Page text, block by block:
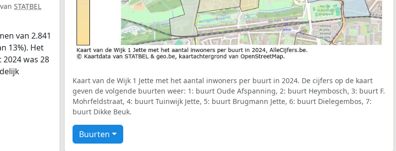
STATBEL
van 2.841
13%). Het
was 28
Kaart van de Wijk 1 Jette met het aantal inwoners per buurt in 2024. De cijfers op de kaart
geven de volgende buurten weer: 1: buurt Oude Afspanning, 2: buurt Heymbosch, 3: buurt F.
Mohrfeldstraat, 4: buurt Tuinwijk Jette, 5: buurt Brugmann Jette, 6: buurt Dielegembos, 7:
buurt Dikke Beuk.
Buurten